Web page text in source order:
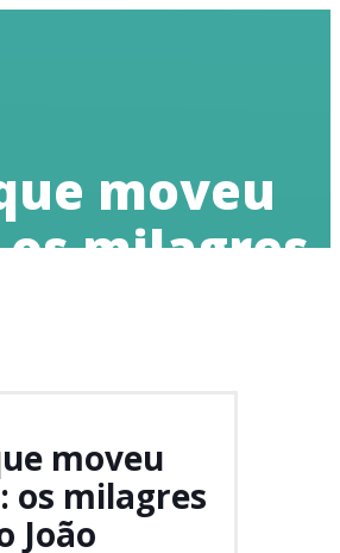
moveu
milagres
moveu
os milagres
João